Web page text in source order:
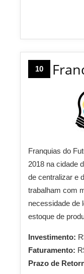
10
Franquias do
2018 na cidade
de centralizar e
trabalham com
necessidade de
estoque de
Investimento:
Faturamento:
Prazo de